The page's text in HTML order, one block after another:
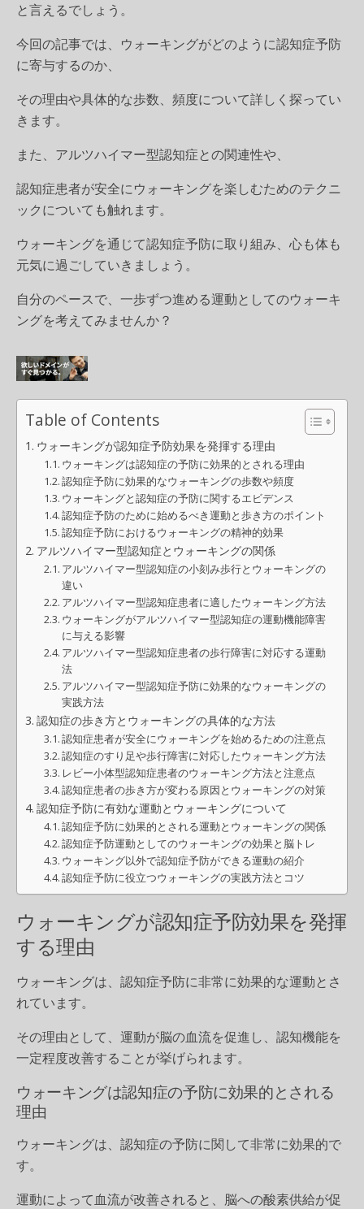
と言えるでしょう。
今回の記事では、ウォーキングがどのように認知症予防
に寄与するのか、
その理由や具体的な歩数、頻度について詳しく探ってい
きます。
また、アルツハイマー型認知症との関連性や、
認知症患者が安全にウォーキングを楽しむためのテクニ
ックについても触れます。
ウォーキングを通じて認知症予防に取り組み、心も体も
元気に過ごしていきましょう。
自分のペースで、一歩ずつ進める運動としてのウォーキ
ングを考えてみませんか？
Table of Contents
ウォーキングが認知症予防効果を発揮する理由
ウォーキングは認知症の予防に効果的とされる理由
認知症予防に効果的なウォーキングの歩数や頻度
ウォーキングと認知症の予防に関するエビデンス
認知症予防のために始めるべき運動と歩き方のポイント
認知症予防におけるウォーキングの精神的効果
アルツハイマー型認知症とウォーキングの関係
アルツハイマー型認知症の小刻み歩行とウォーキングの
違い
アルツハイマー型認知症患者に適したウォーキング方法
ウォーキングがアルツハイマー型認知症の運動機能障害
に与える影響
アルツハイマー型認知症患者の歩行障害に対応する運動
法
アルツハイマー型認知症予防に効果的なウォーキングの
実践方法
認知症の歩き方とウォーキングの具体的な方法
認知症患者が安全にウォーキングを始めるための注意点
認知症のすり足や歩行障害に対応したウォーキング方法
レビー小体型認知症患者のウォーキング方法と注意点
認知症患者の歩き方が変わる原因とウォーキングの対策
認知症予防に有効な運動とウォーキングについて
認知症予防に効果的とされる運動とウォーキングの関係
認知症予防運動としてのウォーキングの効果と脳トレ
ウォーキング以外で認知症予防ができる運動の紹介
認知症予防に役立つウォーキングの実践方法とコツ
ウォーキングが認知症予防効果を発揮
する理由
ウォーキングは、認知症予防に非常に効果的な運動とさ
れています。
その理由として、運動が脳の血流を促進し、認知機能を
一定程度改善することが挙げられます。
ウォーキングは認知症の予防に効果的とされる
理由
ウォーキングは、認知症の予防に関して非常に効果的で
す。
運動によって血流が改善されると、脳への酸素供給が促